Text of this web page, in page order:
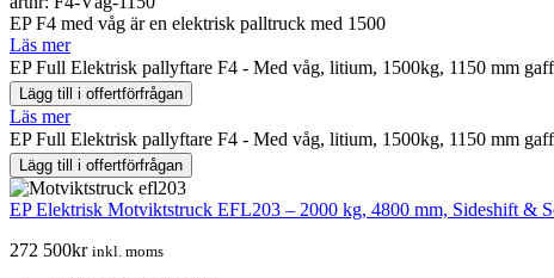
EP F4 med våg är en elektrisk palltruck med 1500
Läs mer
EP Full Elektrisk pallyftare F4 - Med våg, litium, 1500kg, 1150 mm
Lägg till i offertförfrågan
Läs mer
EP Full Elektrisk pallyftare F4 - Med våg, litium, 1500kg, 1150 mm
Lägg till i offertförfrågan
EP Elektrisk Motviktstruck EFL203 – 2000 kg, 4800 mm, Sideshift &
272 500kr inkl. moms